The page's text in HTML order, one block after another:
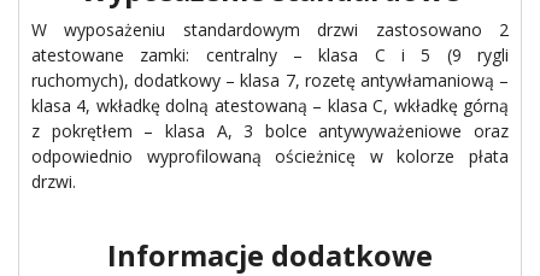
W wyposażeniu standardowym drzwi zastosowano 2
atestowane zamki: centralny – klasa C i 5 (9 rygli
ruchomych), dodatkowy – klasa 7, rozetę antywłamaniową –
klasa 4, wkładkę dolną atestowaną – klasa C, wkładkę górną
z pokrętłem – klasa A, 3 bolce antywyważeniowe oraz
odpowiednio wyprofilowaną ościeżnicę w kolorze płata
drzwi.
Informacje dodatkowe